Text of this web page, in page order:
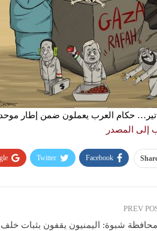
حكام العرب يعملون ضمن إطار موحد
إلى المصدر
Facebook
Twitter
شبوة: اليمنيون يقفون بثبات خلف